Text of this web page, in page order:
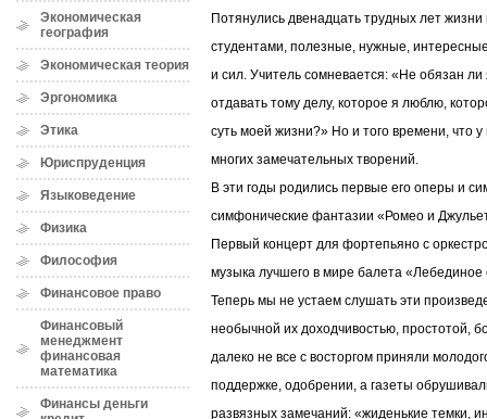
Экономическая
география
Экономическая теория
Эргономика
Этика
Юриспруденция
Языковедение
Физика
Философия
Финансовое право
Финансовый
менеджмент
финансовая
математика
Финансы деньги
Потянулись двенадцать трудных лет
студентами, полезные, нужные,
и сил. Учитель сомневается: «Не обязан
отдавать тому делу, которое я люблю,
суть моей жизни?» Но и того времени, что
многих замечательных творений.
В эти годы родились первые его оперы и
симфонические фантазии «Ромео и
Первый концерт для фортепьяно с
музыка лучшего в мире балета «Лебединое
Теперь мы не устаем слушать эти
необычной их доходчивостью, простотой,
далеко не все с восторгом приняли
поддержке, одобрении, а газеты
развязных замечаний: «жиденькие темки,